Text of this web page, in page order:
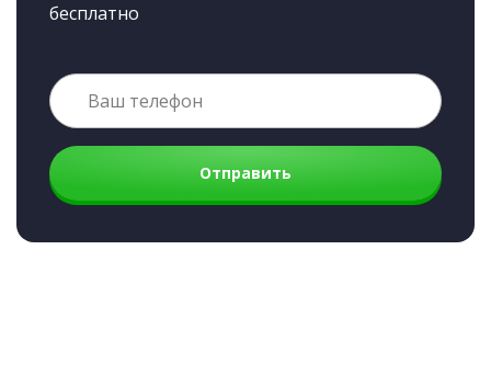
бесплатно
Отправить